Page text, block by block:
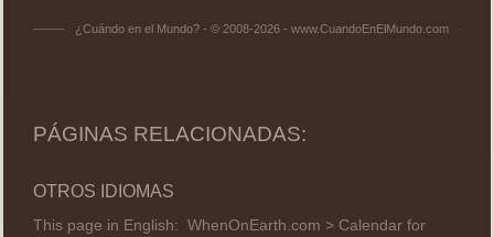
¿Cuándo en el Mundo? - © 2008-2026 - www.CuandoEnElMundo.com
PÁGINAS RELACIONADAS:
OTROS IDIOMAS
This page in English: WhenOnEarth.com > Calendar for